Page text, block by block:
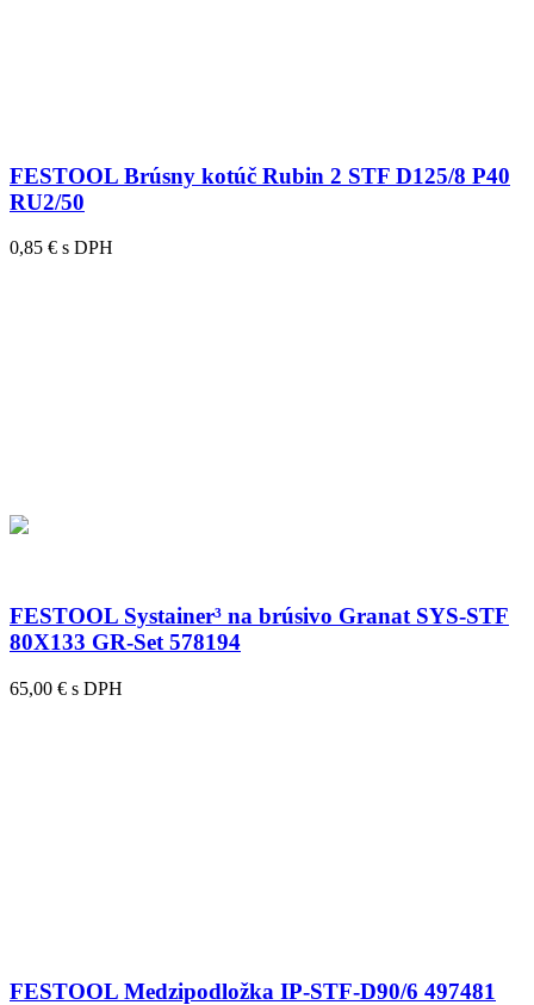
FESTOOL Brúsny kotúč Rubin 2 STF D125/8 P40
RU2/50
0,85 € s DPH
FESTOOL Systainer³ na brúsivo Granat SYS-STF
80X133 GR-Set 578194
65,00 € s DPH
FESTOOL Medzipodložka IP-STF-D90/6 497481